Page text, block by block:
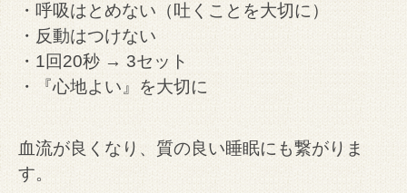
・呼吸はとめない（吐くことを大切に）
・反動はつけない
・1回20秒 → 3セット
・『心地よい』を大切に
血流が良くなり、質の良い睡眠にも繋がりま
す。